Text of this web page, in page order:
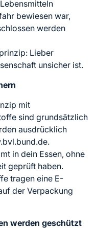
bewiesen war,
werden
Lieber
unsicher ist.
mit
sind grundsätzlich
ausdrücklich
in dein Essen, ohne
geprüft haben.
tragen eine E-
der Verpackung
werden geschützt